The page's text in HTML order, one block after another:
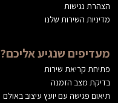
הצהרת נגישות
מדיניות השירות שלנו
מעדיפים שנגיע אליכם?
פתיחת קריאת שירות
בדיקת מצב הזמנה
תיאום פגישה עם יועץ עיצוב באולם